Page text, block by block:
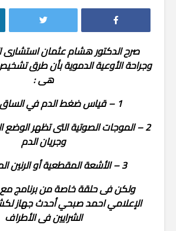
صرح الدكتور هشام عثمان استشارى
وجراحة الأوعية الدموية بأن طرق
هى :
1 – قياس ضغط الدم في الساق والساعد
2 – الموجات الصوتية التى تظهر الوضع
وجريان الدم
3 – الأشعة المقطعية أو الرنين المغناطيسي
ولكن فى حلقة خاصة من برنامج
الإعلامي احمد صبحي أحدث جهاز
الشرايين فى الأطراف